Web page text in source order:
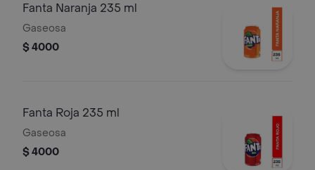
Fanta Naranja 235 ml
Gaseosa
$ 4000
Fanta Roja 235 ml
Gaseosa
$ 4000